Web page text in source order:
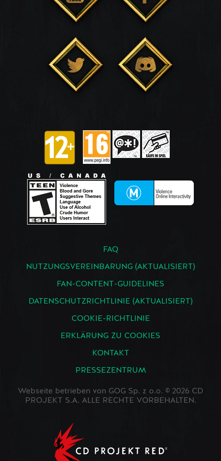
FAQ
NUTZUNGSVEREINBARUNG (AKTUALISIERT)
FAN-CONTENT-GUIDELINES
DATENSCHUTZRICHTLINIE (AKTUALISIERT)
COOKIE-RICHTLINIE
ERKLÄRUNG ZU COOKIES
KONTAKT
PRESSEZENTRUM
Webseite betrieben von GOG Sp. z o.o. © 2026 CD
PROJEKT S.A. ALLE RECHTE VORBEHALTEN.